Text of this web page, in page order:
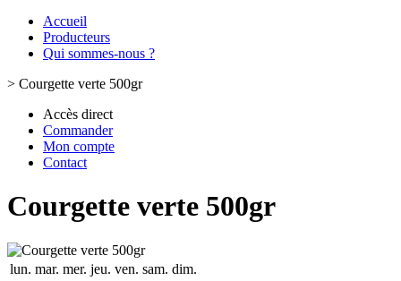
Accueil
Producteurs
Qui sommes-nous ?
> Courgette verte 500gr
Accès direct
Commander
Mon compte
Contact
Courgette verte 500gr
lun. mar. mer. jeu. ven. sam. dim.